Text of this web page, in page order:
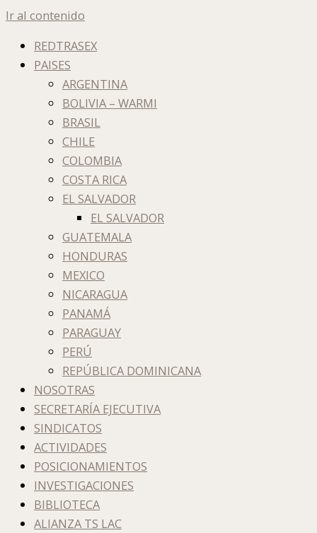
Ir al contenido
REDTRASEX
PAISES
ARGENTINA
BOLIVIA – WARMI
BRASIL
CHILE
COLOMBIA
COSTA RICA
EL SALVADOR
EL SALVADOR
GUATEMALA
HONDURAS
MEXICO
NICARAGUA
PANAMÁ
PARAGUAY
PERÚ
REPÚBLICA DOMINICANA
NOSOTRAS
SECRETARÍA EJECUTIVA
SINDICATOS
ACTIVIDADES
POSICIONAMIENTOS
INVESTIGACIONES
BIBLIOTECA
ALIANZA TS LAC